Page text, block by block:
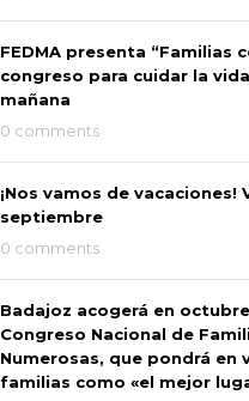
FEDMA presenta “Familias
congreso para cuidar la
mañana
0 comments
¡Nos vamos de vacaciones!
septiembre
0 comments
Badajoz acogerá en
Congreso Nacional de
Numerosas, que pondrá en
familias como «el mejor